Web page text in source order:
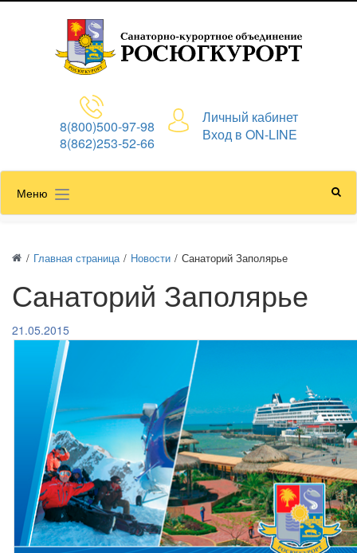
8(800)500-97-98
8(862)253-52-66
Личный кабинет
Вход в ON-LINE
Меню
/ Главная страница / Новости / Санаторий Заполярье
Санаторий Заполярье
21.05.2015